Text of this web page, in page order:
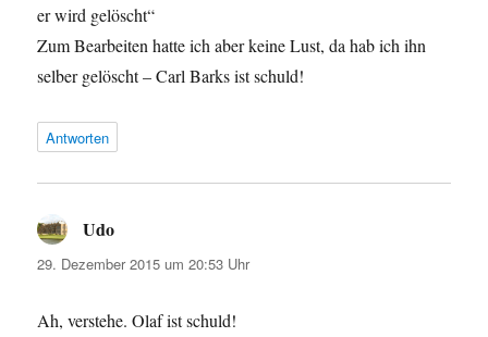
er wird gelöscht“
Zum Bearbeiten hatte ich aber keine Lust, da hab ich ihn
selber gelöscht – Carl Barks ist schuld!
Antworten
Udo
29. Dezember 2015 um 20:53 Uhr
Ah, verstehe. Olaf ist schuld!